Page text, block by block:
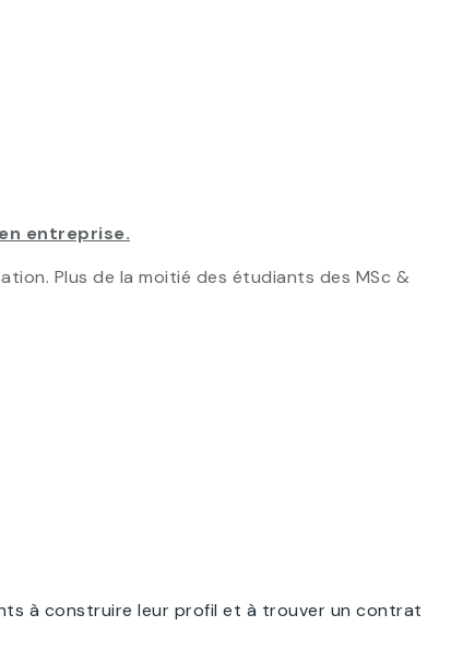
entreprise.
Plus de la moitié des étudiants des MSc &
à construire leur profil et à trouver un contrat